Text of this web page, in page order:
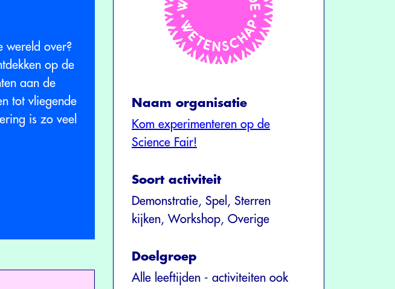
wereld over?
op de
aan de
tot vliegende
is zo veel
Naam organisatie
Kom experimenteren op de
Science Fair!
Soort activiteit
Demonstratie, Spel, Sterren
kijken, Workshop, Overige
Doelgroep
Alle leeftijden - activiteiten ook